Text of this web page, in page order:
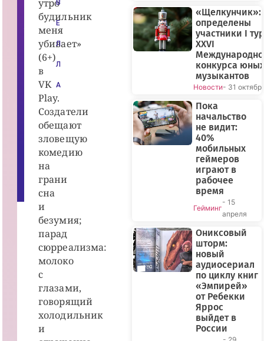
утро
будильник
меня
убивает»
(6+)
в
VK
Play.
Создатели
обещают
зловещую
комедию
на
грани
сна
и
безумия;
парад
сюрреализма:
молоко
с
глазами,
говорящий
холодильник
и
В
Е
Л
Л
А
«Щелкунчик»:
определены
участники I
XXVI
конкурса юных
музыкантов
Новости- 31
Пока
начальство
не видит:
40%
мобильных
геймеров
играют в
рабочее
время
Гейминг
- 15
апреля
Ониксовый
шторм:
новый
аудиосериал
по циклу книг
«Эмпирей»
от Ребекки
Яррос
выйдет в
России